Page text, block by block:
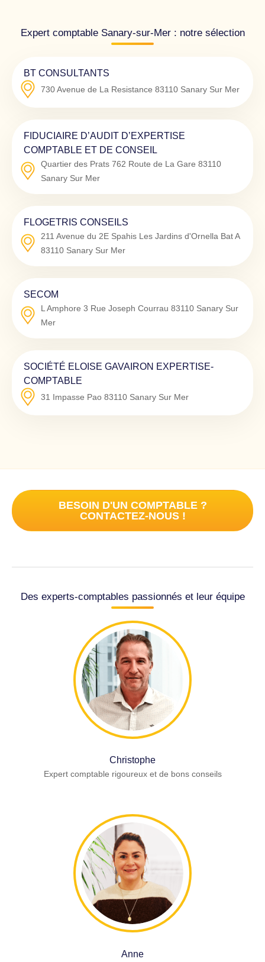
Expert comptable Sanary-sur-Mer : notre sélection
BT CONSULTANTS
730 Avenue de La Resistance 83110 Sanary Sur Mer
FIDUCIAIRE D’AUDIT D’EXPERTISE
COMPTABLE ET DE CONSEIL
Quartier des Prats 762 Route de La Gare 83110
Sanary Sur Mer
FLOGETRIS CONSEILS
211 Avenue du 2E Spahis Les Jardins d'Ornella Bat A
83110 Sanary Sur Mer
SECOM
L Amphore 3 Rue Joseph Courrau 83110 Sanary Sur
Mer
SOCIÉTÉ ELOISE GAVAIRON EXPERTISE-
COMPTABLE
31 Impasse Pao 83110 Sanary Sur Mer
BESOIN D'UN COMPTABLE ?
CONTACTEZ-NOUS !
Des experts-comptables passionnés et leur équipe
Christophe
Expert comptable rigoureux et de bons conseils
Anne